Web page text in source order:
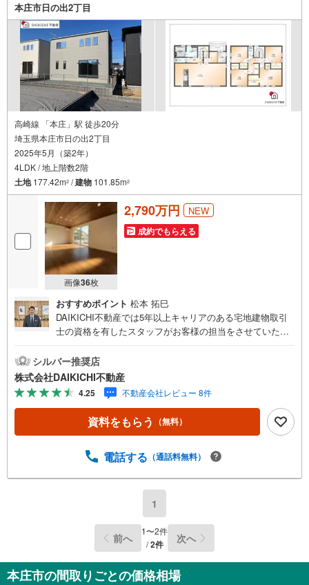
本庄市日の出2丁目
高崎線 「本庄」駅 徒歩20分
埼玉県本庄市日の出2丁目
2025年5月（築2年）
4LDK / 地上階数2階
土地177.42m2 /建物 101.85m2
画像36枚
2,790万円 NEW
成約でもらえる
おすすめポイント 松本 拓巳
DAIKICHI不動産では5年以上キャリアのある宅地建物取引
士の資格を有したスタッフがお客様の担当をさせていただ
お客様をサポート致します。各スタッフは年間に40件前後
の引き渡しを経験しておりますので、安心、安全のお取引
ができる事をお約束いたします。 住宅ローンや火災保険、
ライフライン（電気、ガス、水道等）や税金の控除手続き
まで、不動産購入に関わる全ての手続きを私共がサポート
いたします。 お客様のご不明点は丁寧にご説明いたします
いて、「どこに、なんで、いくら」全てご説明いたしま
シルバー推奨店
株式会社DAIKICHI不動産
4.25 不動産会社レビュー 8件
資料をもらう （無料）
電話する （通話料無料）
1
前へ 1〜2件
/2件 次へ
本庄市の間取りごとの価格相場